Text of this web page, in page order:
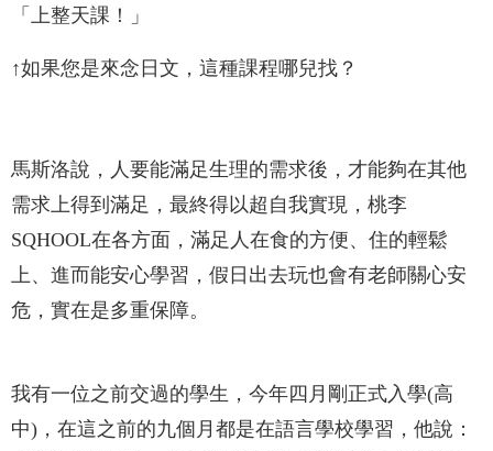
「上整天課！」
↑如果您是來念日文，這種課程哪兒找？
馬斯洛說，人要能滿足生理的需求後，才能夠在其他
需求上得到滿足，最終得以超自我實現，桃李
SQHOOL在各方面，滿足人在食的方便、住的輕鬆
上、進而能安心學習，假日出去玩也會有老師關心安
危，實在是多重保障。
我有一位之前交過的學生，今年四月剛正式入學(高
中)，在這之前的九個月都是在語言學校學習，他說：